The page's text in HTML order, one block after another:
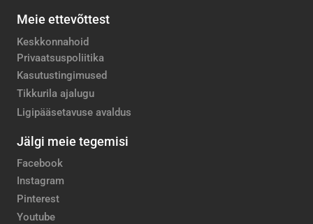
Meie ettevõttest
Keskkonnahoid
Privaatsuspoliitika
Kasutustingimused
Tikkurila ajalugu
Ligipääsetavuse avaldus
Jälgi meie tegemisi
Facebook
Instagram
Pinterest
Youtube